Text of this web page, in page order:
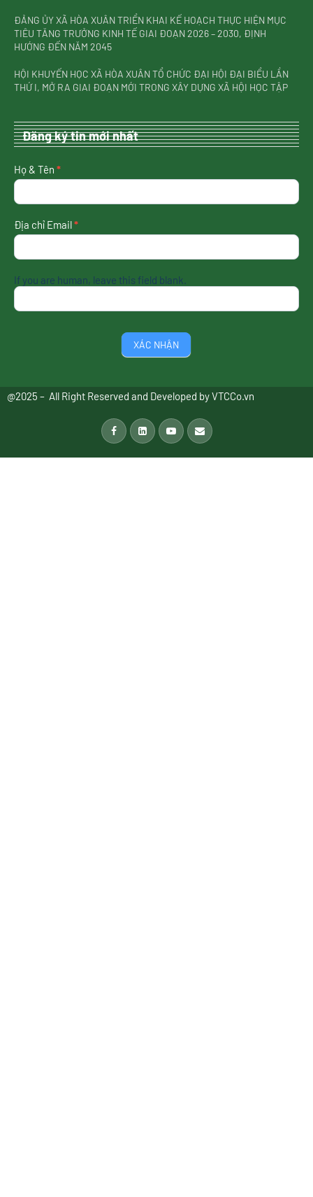
ĐẢNG ỦY XÃ HÒA XUÂN TRIỂN KHAI KẾ HOẠCH THỰC HIỆN MỤC
TIÊU TĂNG TRƯỞNG KINH TẾ GIAI ĐOẠN 2026 – 2030, ĐỊNH
HƯỚNG ĐẾN NĂM 2045
HỘI KHUYẾN HỌC XÃ HÒA XUÂN TỔ CHỨC ĐẠI HỘI ĐẠI BIỂU LẦN
THỨ I, MỞ RA GIAI ĐOẠN MỚI TRONG XÂY DỰNG XÃ HỘI HỌC TẬP
Đăng ký tin mới nhất
nhận
tin
nhất
Họ & Tên *
Địa chỉ Email*
If you are human, leave this field blank.
XÁC NHẬN
@2025 – All Right Reserved and Developed byVTCCo.vn